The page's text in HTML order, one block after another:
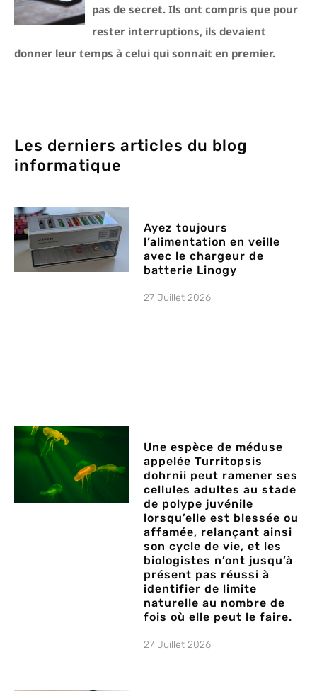
pas de secret. Ils ont compris que pour
rester interruptions, ils devaient
donner leur temps à celui qui sonnait en premier.
Les derniers articles du blog
informatique
Ayez toujours
l’alimentation en veille
avec le chargeur de
batterie Linogy
27 Juillet 2026
Une espèce de méduse
appelée Turritopsis
dohrnii peut ramener ses
cellules adultes au stade
de polype juvénile
lorsqu’elle est blessée ou
affamée, relançant ainsi
son cycle de vie, et les
biologistes n’ont jusqu’à
présent pas réussi à
identifier de limite
naturelle au nombre de
fois où elle peut le faire.
27 Juillet 2026